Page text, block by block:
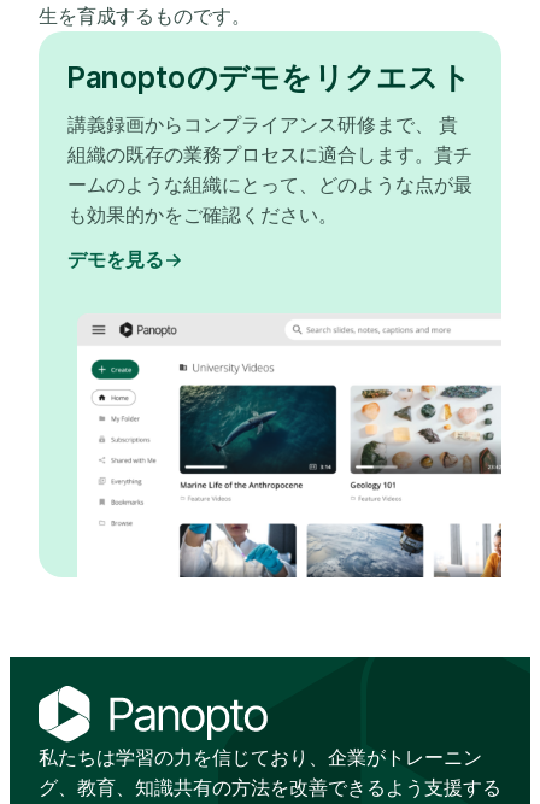
生を育成するものです。
Panoptoのデモをリクエスト
講義録画からコンプライアンス研修まで、 貴
組織の既存の業務プロセスに適合します。貴チ
ームのような組織にとって、どのような点が最
も効果的かをご確認ください。
デモを見る
私たちは学習の力を信じており、企業がトレーニン
グ、教育、知識共有の方法を改善できるよう支援する